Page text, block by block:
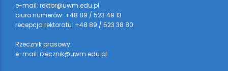
e-mail: rektor@uwm.edu.pl
biuro numerów: +48 89 / 523 49 13
recepcja rektoratu: +48 89 / 523 38 80
Rzecznik prasowy:
e-mail: rzecznik@uwm.edu.pl